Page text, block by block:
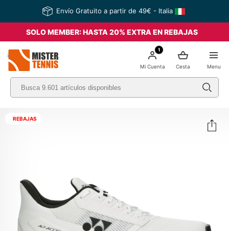
Envío Gratuito a partir de 49€ - Italia
SOLO MEMBER: HASTA 20% EXTRA EN REBAJAS
Menu
Cesta
1
Mi Cuenta
REBAJAS